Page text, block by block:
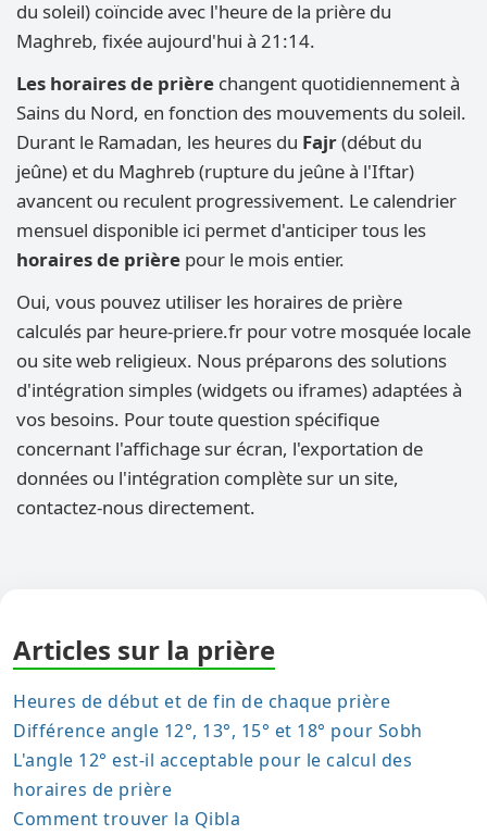
du soleil) coïncide avec l'heure de la prière du
Maghreb, fixée aujourd'hui à 21:14.
Les horaires de prière changent quotidiennement à
Sains du Nord, en fonction des mouvements du soleil.
Durant le Ramadan, les heures du Fajr(début du
jeûne) et du Maghreb (rupture du jeûne à l'Iftar)
avancent ou reculent progressivement. Le calendrier
mensuel disponible ici permet d'anticiper tous les
horaires de prière pour le mois entier.
Oui, vous pouvez utiliser les horaires de prière
calculés par heure-priere.fr pour votre mosquée locale
ou site web religieux. Nous préparons des solutions
d'intégration simples (widgets ou iframes) adaptées à
vos besoins. Pour toute question spécifique
concernant l'affichage sur écran, l'exportation de
données ou l'intégration complète sur un site,
contactez-nous directement.
Articles sur la prière
Heures de début et de fin de chaque prière
Différence angle 12°, 13°, 15° et 18° pour Sobh
L'angle 12° est-il acceptable pour le calcul des
horaires de prière
Comment trouver la Qibla